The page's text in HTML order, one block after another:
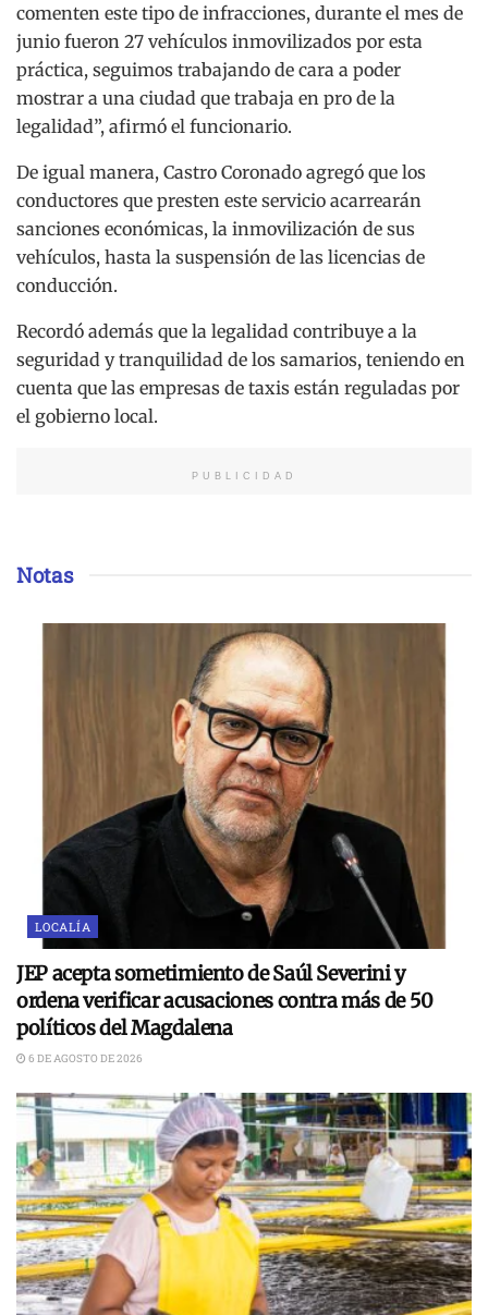
comenten este tipo de infracciones, durante el mes de
junio fueron 27 vehículos inmovilizados por esta
práctica, seguimos trabajando de cara a poder
mostrar a una ciudad que trabaja en pro de la
legalidad”, afirmó el funcionario.
De igual manera, Castro Coronado agregó que los
conductores que presten este servicio acarrearán
sanciones económicas, la inmovilización de sus
vehículos, hasta la suspensión de las licencias de
conducción.
Recordó además que la legalidad contribuye a la
seguridad y tranquilidad de los samarios, teniendo en
cuenta que las empresas de taxis están reguladas por
el gobierno local.
PUBLICIDAD
Notas
LOCALÍA
JEP acepta sometimiento de Saúl Severini y
ordena verificar acusaciones contra más de 50
políticos del Magdalena
6 DE AGOSTO DE 2026